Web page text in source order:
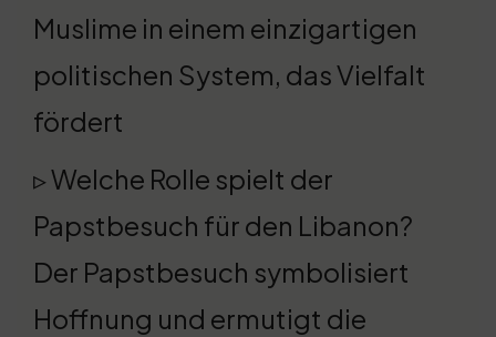
Muslime in einem einzigartigen
politischen System, das Vielfalt
fördert
▹ Welche Rolle spielt der
Papstbesuch für den Libanon?
Der Papstbesuch symbolisiert
Hoffnung und ermutigt die